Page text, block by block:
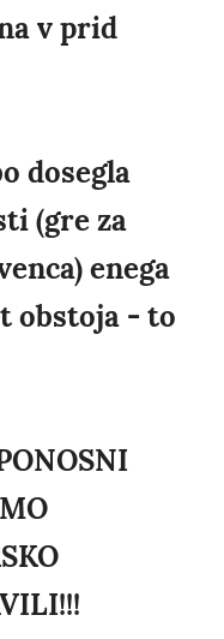
v prid
dosegla
(gre za
enega
obstoja - to